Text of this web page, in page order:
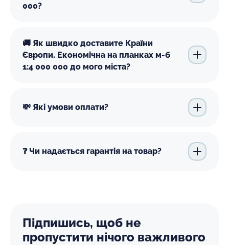
000?
🚚 Як швидко доставите Країни
Європи. Економічна на планках м-б
1:4 000 000 до мого міста?
💸 Які умови оплати?
❓ Чи надається гарантія на товар?
Підпишись, щоб не
пропустити нічого важливого